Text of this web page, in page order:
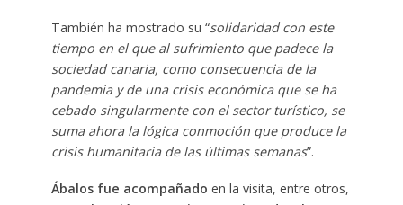
También ha mostrado su “solidaridad con este
tiempo en el que al sufrimiento que padece la
sociedad canaria, como consecuencia de la
pandemia y de una crisis económica que se ha
cebado singularmente con el sector turístico, se
suma ahora la lógica conmoción que produce la
crisis humanitaria de las últimas semanas”.
Ábalos fue acompañado en la visita, entre otros,